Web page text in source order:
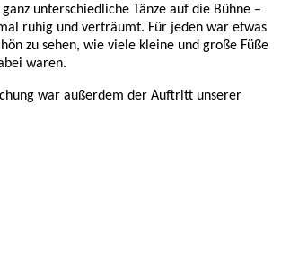
unterschiedliche Tänze auf die Bühne –
ruhig und verträumt. Für jeden war etwas
zu sehen, wie viele kleine und große Füße
waren.
war außerdem der Auftritt unserer